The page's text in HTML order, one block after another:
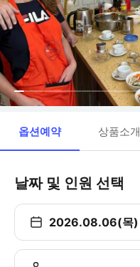
옵션예약 상품소개
날짜 및 인원 선택
2026.08.06(목)